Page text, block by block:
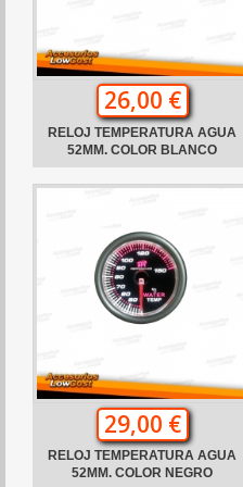
26,00 €
RELOJ TEMPERATURA AGUA
52MM. COLOR BLANCO
29,00 €
RELOJ TEMPERATURA AGUA
52MM. COLOR NEGRO